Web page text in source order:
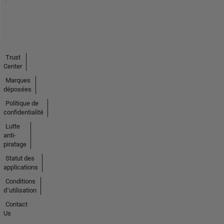
Trust
Center
Marques
déposées
Politique de
confidentialité
Lutte
anti-
piratage
Statut des
applications
Conditions
d՚utilisation
Contact
Us